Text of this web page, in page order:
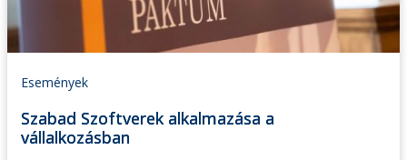
Események
Szabad Szoftverek alkalmazása a
vállalkozásban